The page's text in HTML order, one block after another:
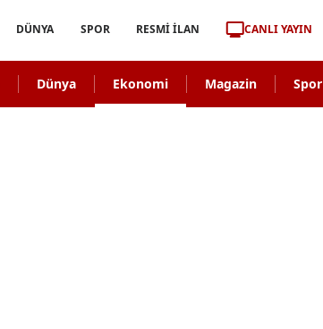
DÜNYA SPOR RESMİ İLAN CANLI YAYIN
Dünya Ekonomi Magazin Spor